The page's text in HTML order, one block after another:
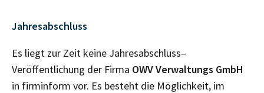
Jahresabschluss
Es liegt zur Zeit keine Jahresabschluss–
Veröffentlichung der Firma OWV Verwaltungs GmbH
in firminform vor. Es besteht die Möglichkeit, im